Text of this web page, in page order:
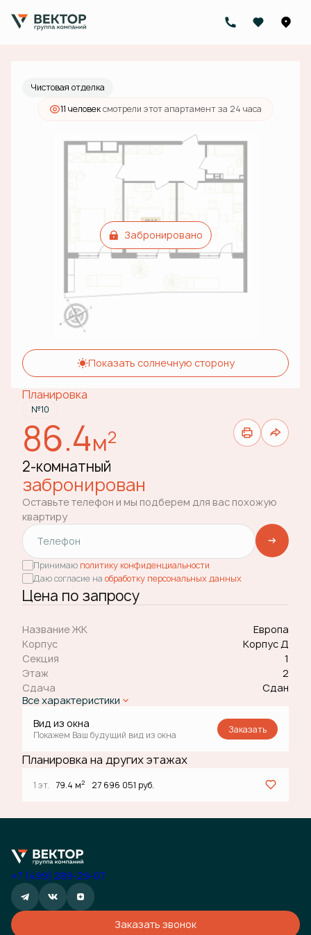
2-комнатный Цена по запросу
Чистовая отделка
11 человексмотрели этот апартамент за 24 часа
Забронировано
Показать солнечную сторону
Планировка
№10
86.4м2
2-комнатный
забронирован
Оставьте телефон и мы подберем для вас похожую
квартиру
Принимаю политику конфиденциальности
Даю согласие на обработку персональных данных
Цена по запросу
Название ЖК
Европа
Корпус
Корпус Д
Секция
1
Этаж
2
Сдача
Сдан
Все характеристики
Вид из окна
Покажем Ваш будущий вид из окна Заказать
Планировка на других этажах
1 эт. 79.4 м2 27 696 051 руб.
+7 (499) 289-29-07
Заказать звонок